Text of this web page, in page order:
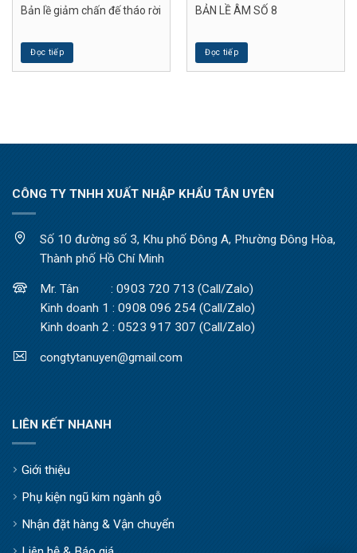
Bản lề giảm chấn đế tháo rời
Đọc tiếp
BẢN LỀ ÂM SỐ 8
Đọc tiếp
CÔNG TY TNHH XUẤT NHẬP KHẨU TÂN UYÊN
Số 10 đường số 3, Khu phố Đông A, Phường Đông Hòa,
Thành phố Hồ Chí Minh
Mr. Tân : 0903 720 713 (Call/Zalo)
Kinh doanh 1 : 0908 096 254 (Call/Zalo)
Kinh doanh 2 : 0523 917 307 (Call/Zalo)
congtytanuyen@gmail.com
LIÊN KẾT NHANH
Giới thiệu
Phụ kiện ngũ kim ngành gỗ
Nhận đặt hàng & Vận chuyển